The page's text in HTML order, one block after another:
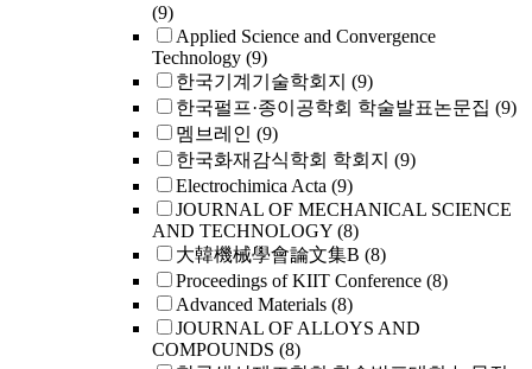
(9)
Applied Science and Convergence
Technology (9)
한국기계기술학회지 (9)
한국펄프·종이공학회 학술발표논문집 (9)
멤브레인 (9)
한국화재감식학회 학회지 (9)
Electrochimica Acta (9)
JOURNAL OF MECHANICAL SCIENCE
AND TECHNOLOGY (8)
大韓機械學會論文集B (8)
Proceedings of KIIT Conference (8)
Advanced Materials (8)
JOURNAL OF ALLOYS AND
COMPOUNDS (8)